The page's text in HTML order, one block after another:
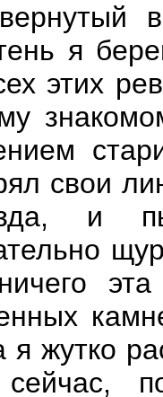
я
этих
свои
и
я жутко